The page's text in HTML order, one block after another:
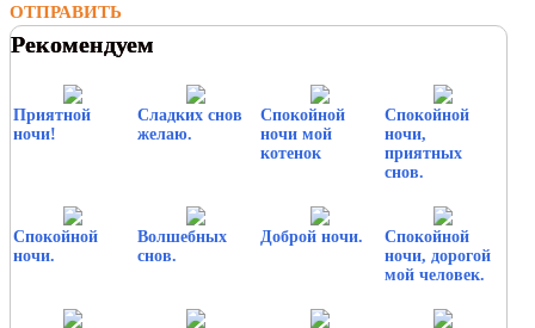
ОТПРАВИТЬ
Рекомендуем
Приятной
ночи!
Сладких снов
желаю.
Спокойной
ночи мой
котенок
Спокойной
ночи,
приятных
снов.
Спокойной
ночи.
Волшебных
снов.
Доброй ночи.
Спокойной
ночи, дорогой
мой человек.